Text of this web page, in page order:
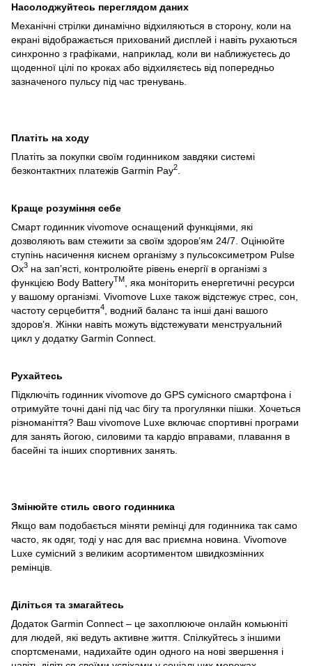
Насолоджуйтесь переглядом даних
Механічні стрілки динамічно відхиляються в сторону, коли на
екрані відображається прихований дисплей і навіть рухаються
синхронно з графіками, наприклад, коли ви наближуєтесь до
щоденної цілі по кроках або відхиляєтесь від попередньо
зазначеного пульсу під час тренувань.
Платіть на ходу
Платіть за покупки своїм годинником завдяки системі
безконтактних платежів Garmin Pay2
Краще розуміння себе
Смарт годинник vivomove оснащений функціями, які
дозволяють вам стежити за своїм здоров’ям 24/7. Оцінюйте
ступінь насичення киснем організму з пульсоксиметром Pulse
Ox3 на зап’ясті, контролюйте рівень енергії в організмі з
функцією Body BatteryTM
, яка моніторить енергетичні ресурси
у вашому організмі. Vivomove Luxe також відстежує стрес, сон,
частоту серцебиття4
, водний баланс та інші дані вашого
здоров’я. Жінки навіть можуть відстежувати менструальний
цикл у додатку Garmin Connect.
Рухайтесь
Підключіть годинник vivomove до GPS сумісного смартфона і
отримуйте точні дані під час бігу та прогулянки пішки. Хочеться
різноманіття? Ваш vivomove Luxe включає спортивні програми
для занять йогою, силовими та кардіо вправами, плавання в
басейні та інших спортивних занять.
Змінюйте стиль свого годинника
Якщо вам подобається міняти ремінці для годинника так само
часто, як одяг, тоді у нас для вас приємна новина. Vivomove
Luxe сумісний з великим асортиментом швидкозмінних
ремінців.
Діліться та змагайтесь
Додаток Garmin Connect – це захоплююче онлайн комьюніті
для людей, які ведуть активне життя. Спілкуйтесь з іншими
спортсменами, надихайте один одного на нові звершення і